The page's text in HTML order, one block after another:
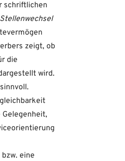
schriftlichen
Stellenwechsel
zeigt, ob
die
wird.
sinnvoll.
eine